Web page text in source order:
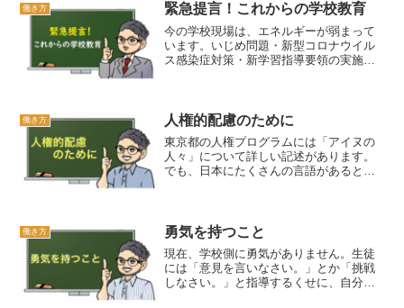
働き方 緊急提言！これからの学校教育
今の学校現場は、エネルギーが弱まって
います。いじめ問題・新型コロナウイル
ス感染症対策・新学習指導要領の実施に
も正直参っています。おかしいことをお
かしいと言えず、自分さえよければそれ
でいい。いくら残業したって給与はおろ
か管理職からの評価も変わらない。権利
を主張すれば鼻で笑われ、ベテランや管
働き方 人権的配慮のために
東京都の人権プログラムには「アイヌの
人々」について詳しい記述があります。
でも、日本にたくさんの言語があるとさ
「多言語」国家であり、「偶然その言語
がお互いに話しても通じるほどに近い」
と考える必要があります。また、アイヌ
については道徳の読み物資料にも出てく
るので、扱う際は参考にしてみてくださ
働き方 勇気を持つこと
現在、学校側に勇気がありません。生徒
には「意見を言いなさい。」とか「挑戦
しなさい。」と指導するくせに、自分で